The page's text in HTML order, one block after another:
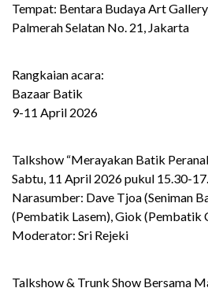
Tempat: Bentara Budaya Art
Palmerah Selatan No. 21, Jakarta
Rangkaian acara:
Bazaar Batik
9-11 April 2026
Talkshow “Merayakan Batik
Sabtu, 11 April 2026 pukul 15.30-
Narasumber: Dave Tjoa (Seniman
(Pembatik Lasem), Giok (Pembatik
Moderator: Sri Rejeki
Talkshow & Trunk Show Bersama